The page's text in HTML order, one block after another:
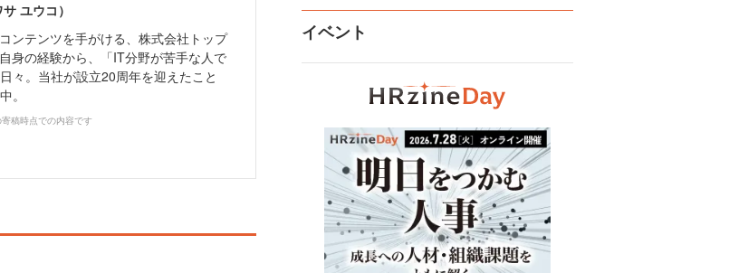
ユウコ）
ンテンツを手がける、株式会社トップ
身の経験から、「IT分野が苦手な人で
々。当社が設立20周年を迎えたこと
。
稿時点での内容です
イベント